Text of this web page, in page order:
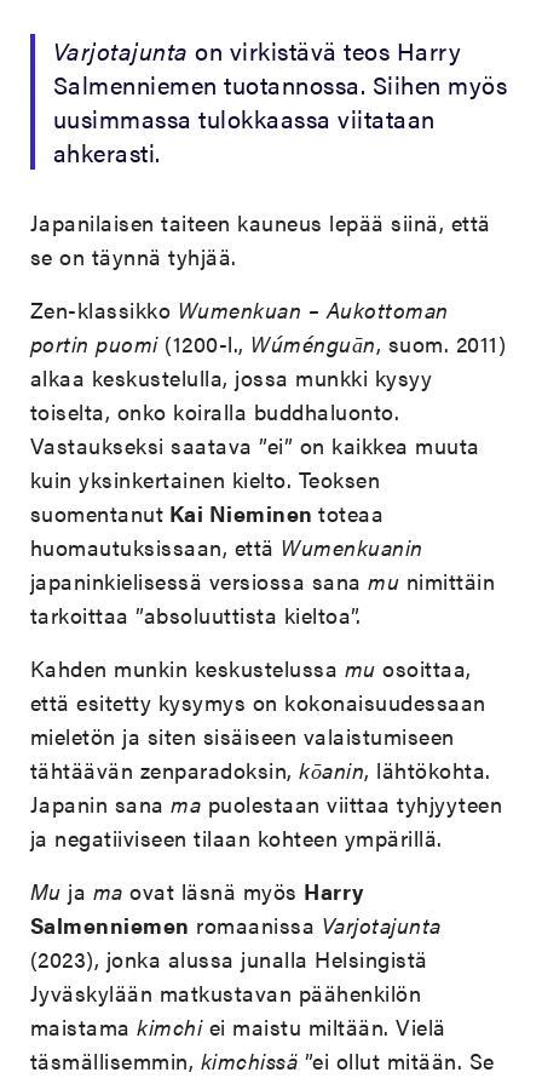
Varjotajuntaon virkistävä teos Harry
Salmenniemen tuotannossa. Siihen myös
uusimmassa tulokkaassa viitataan
ahkerasti.
Japanilaisen taiteen kauneus lepää siinä, että
se on täynnä tyhjää.
Zen-klassikko Wumenkuan – Aukottoman
portin puomi(1200-l., Wúménguān, suom. 2011)
alkaa keskustelulla, jossa munkki kysyy
toiselta, onko koiralla buddhaluonto.
Vastaukseksi saatava ”ei” on kaikkea muuta
kuin yksinkertainen kielto. Teoksen
suomentanut Kai Nieminentoteaa
huomautuksissaan, että Wumenkuanin
japaninkielisessä versiossa sanamu nimittäin
tarkoittaa ”absoluuttista kieltoa”.
Kahden munkin keskustelussa muosoittaa,
että esitetty kysymys on kokonaisuudessaan
mieletön ja siten sisäiseen valaistumiseen
tähtäävän zenparadoksin,kōanin, lähtökohta.
Japanin sana ma puolestaan viittaa tyhjyyteen
ja negatiiviseen tilaan kohteen ympärillä.
Mu ja maovat läsnä myös Harry
Salmenniemen romaanissa Varjotajunta
(2023), jonka alussa junalla Helsingistä
Jyväskylään matkustavan päähenkilön
maistamakimchiei maistu miltään. Vielä
täsmällisemmin, kimchissä ”ei ollut mitään. Se